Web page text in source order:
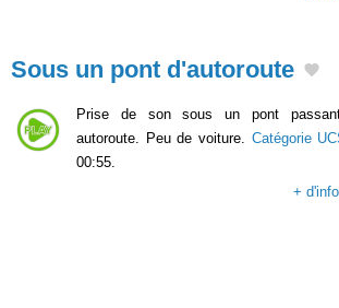
Sous un pont d'autoroute
Prise de son sous un pont
autoroute. Peu de voiture. Catégorie
00:55.
+